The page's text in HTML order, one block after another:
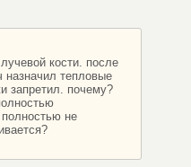
кости. после
назначил тепловые
запретил. почему?
полностью не